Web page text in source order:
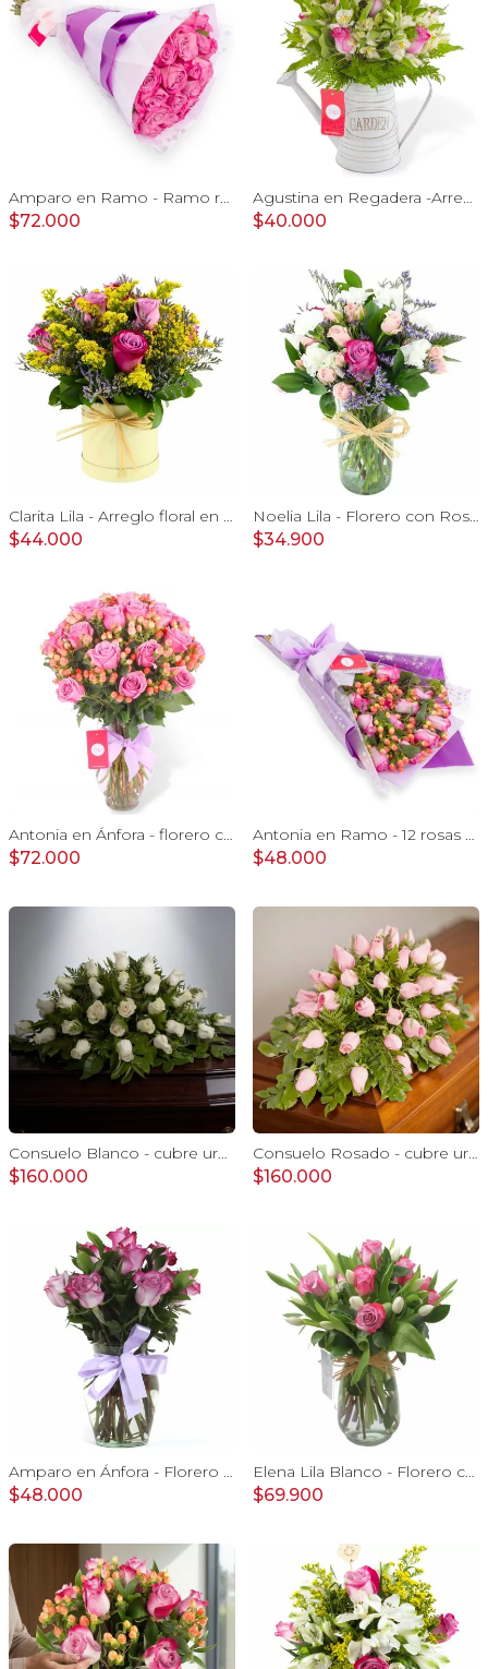
Amparo en Ramo - Ramo redondo con 24 rosas ecuatorianas lila
$72.000
Agustina en Regadera -Arreglo 10 rosas lila y astromelias
$40.000
Clarita Lila - Arreglo floral en sombrerero con rosas lila, limonium y vara de oro
$44.000
Noelia Lila - Florero con Rosas, mini rosas, mini claveles y limonium
$34.900
Antonia en Ánfora - florero con 18 rosas lila e hypericum
$72.000
Antonia en Ramo - 12 rosas ecuatorianas lila e hypericum
$48.000
Consuelo Blanco - cubre urna 40 rosas ecuatorianas blanco
$160.000
Consuelo Rosado - cubre urna 40 rosas ecuatorianas rosado
$160.000
Amparo en Ánfora - Florero 12 rosas ecuatorianas lila
$48.000
Elena Lila Blanco - Florero con rosas lila y tulipanes blanco
$69.900